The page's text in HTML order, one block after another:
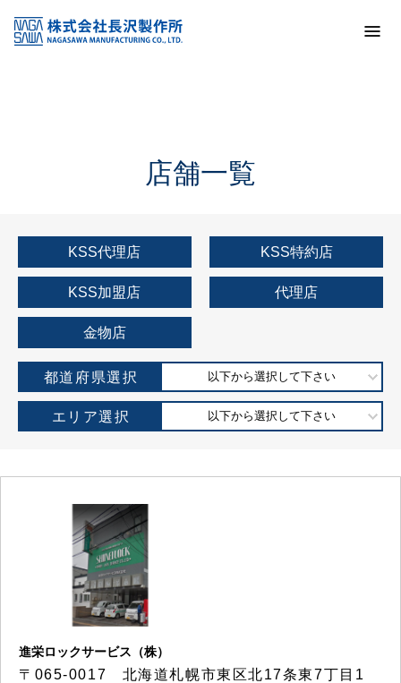
KSS加盟店・取扱店情報
店舗一覧
店舗一覧
KSS代理店 KSS特約店
KSS加盟店 代理店
金物店
都道府県選択 以下から選択して下さい
エリア選択 以下から選択して下さい
進栄ロックサービス（株）
〒065-0017 北海道札幌市東区北17条東7丁目1